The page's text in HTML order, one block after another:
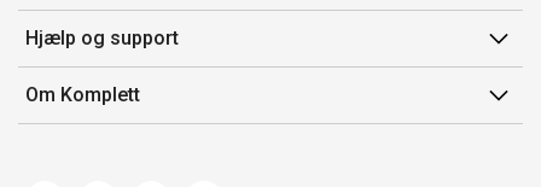
Ordrehistorik
Gavekort
Salgsbetingelser
Mærker/producent
Fortrydelsesret
Hjælp og support
Kontakt os
Kundeservice
Om Komplett